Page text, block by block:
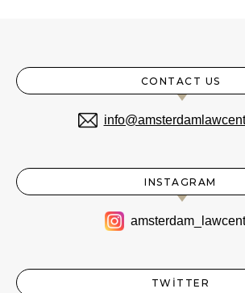
CONTACT US
INSTAGRAM
TWITTER